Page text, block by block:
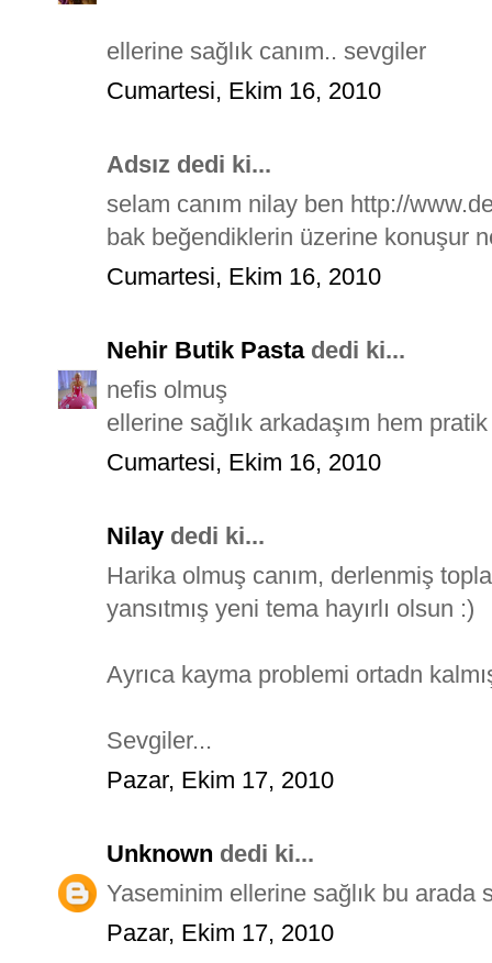
ellerine sağlık canım.. sevgiler
Cumartesi, Ekim 16, 2010
Adsız dedi ki...
selam canım nilay ben http://
bak beğendiklerin üzerine konuşur
Cumartesi, Ekim 16, 2010
Nehir Butik Pastadedi ki...
nefis olmuş
ellerine sağlık arkadaşım hem
Cumartesi, Ekim 16, 2010
Nilay dedi ki...
Harika olmuş canım, derlenmiş
yansıtmış yeni tema hayırlı olsun :)
Ayrıca kayma problemi ortadn
Sevgiler...
Pazar, Ekim 17, 2010
Unknown dedi ki...
Yaseminim ellerine sağlık bu arada
Pazar, Ekim 17, 2010